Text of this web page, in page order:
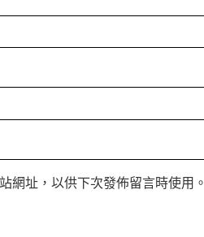
網址，以供下次發佈留言時使用。